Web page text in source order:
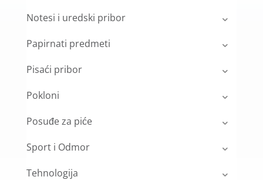
Notesi i uredski pribor
Papirnati predmeti
Pisaći pribor
Pokloni
Posuđe za piće
Sport i Odmor
Tehnologija